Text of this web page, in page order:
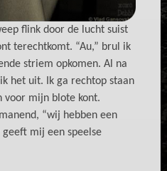
flink door de lucht suist
terechtkomt. “Au,” brul ik
striem opkomen. Al na
het uit. Ik ga rechtop staan
voor mijn blote kont.
“wij hebben een
mij een speelse